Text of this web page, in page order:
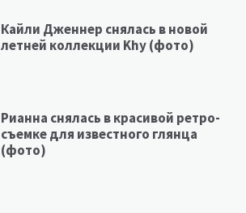
Кайли Дженнер снялась в новой
летней коллекции Khy (фото)
Рианна снялась в красивой ретро-
съемке для известного глянца
(фото)